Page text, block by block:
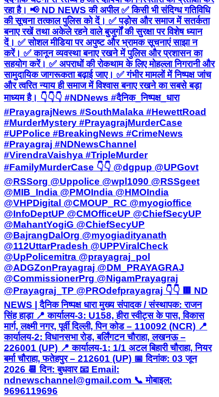
रहा है। 📢 ND NEWS की अपील ✅ किसी भी संदिग्ध गतिविधि
की सूचना तत्काल पुलिस को दें। ✅ पड़ोस और समाज में सतर्कता
बनाए रखें तथा अकेले रहने वाले बुजुर्गों की सुरक्षा पर विशेष ध्यान
दें। ✅ सोशल मीडिया पर अपुष्ट और भ्रामक सूचनाएं साझा न
करें। ✅ कानून व्यवस्था बनाए रखने में पुलिस और प्रशासन का
सहयोग करें। ✅ अपराधों की रोकथाम के लिए मोहल्ला निगरानी और
सामुदायिक जागरूकता बढ़ाई जाए। ✅ गंभीर मामलों में निष्पक्ष जांच
और त्वरित न्याय ही समाज में विश्वास बनाए रखने का सबसे बड़ा
माध्यम है। 👇👇👇 #NDNews #दैनिक_निष्पक्ष_धारा
#PrayagrajNews #SouthMalaka #HewettRoad
#MurderMystery #PrayagrajMurderCase
#UPPolice #BreakingNews #CrimeNews
#Prayagraj #NDNewsChannel
#VirendraVaishya #TripleMurder
#FamilyMurderCase 👇👇 @dgpup @UPGovt
@RSSorg @Uppolice @wpl1090 @RSSgeet
@MIB_India @PMOIndia @HMOIndia
@VHPDigital @CMOUP_RC @myogioffice
@InfoDeptUP @CMOfficeUP @ChiefSecyUP
@MahantYogiG @ChiefSecyUP
@BajrangDalOrg @myogiadityanath
@112UttarPradesh @UPPViralCheck
@UpPolicemitra @prayagraj_pol
@ADGZonPrayagraj @DM_PRAYAGRAJ
@CommissionerPrg @NigamPrayagraj
@Prayagraj_TP @PROdefprayagraj 👇👇 🟥 ND
NEWS | दैनिक निष्पक्ष धारा मुख्य संपादक / संस्थापक: राजन
सिंह हाड़ा 📍 कार्यालय-3: U158, हीरा स्वीट्स के पास, विकास
मार्ग, लक्ष्मी नगर, पूर्वी दिल्ली, पिन कोड – 110092 (NCR) 📍
कार्यालय-2: विधानसभा रोड, बर्लिंगटन चौराहा, लखनऊ –
226001 (UP) 📍 कार्यालय-1: 1/1 अटल बिहारी चौराहा, नियर
बर्मा चौराहा, फतेहपुर – 212601 (UP) 📅 दिनांक: 03 जून
2026 📆 दिन: बुधवार 📧 Email:
ndnewschannel@gmail.com 📞 मोबाइल:
9696119696